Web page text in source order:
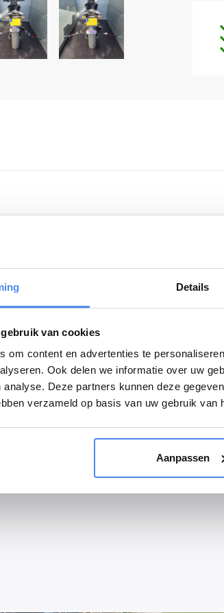
Details
van cookies
om content en advertenties te
Ook delen we informatie over uw
analyse. Deze partners kunnen deze
verzameld op basis van uw gebruik van
Aanpassen
een aanhangwagen of in uw bus zonder je
kwaliteit spanband met kliksysteem.
worden. Dit product dient dan ook te
op de vering. Het laden van de motor